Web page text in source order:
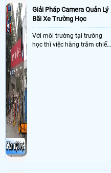
Giải Pháp Camera Quản Lý
Bãi Xe Trường Học
Với môi trường tại trường
học thì việc hàng trăm chiếc